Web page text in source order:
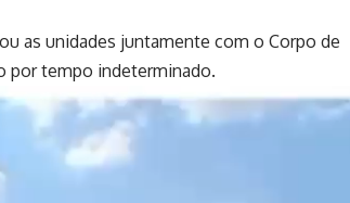
as unidades juntamente com o Corpo de
por tempo indeterminado.